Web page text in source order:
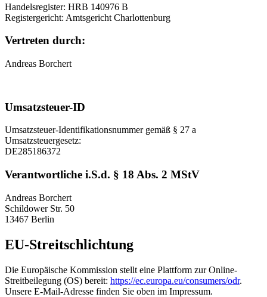
Handelsregister: HRB 140976 B
Registergericht: Amtsgericht Charlottenburg
Vertreten durch:
Andreas Borchert
Umsatzsteuer-ID
Umsatzsteuer-Identifikationsnummer gemäß § 27 a
Umsatzsteuergesetz:
DE285186372
Verantwortliche i.S.d. § 18 Abs. 2 MStV
Andreas Borchert
Schildower Str. 50
13467 Berlin
EU-Streitschlichtung
Die Europäische Kommission stellt eine Plattform zur Online-
Streitbeilegung (OS) bereit: https://ec.europa.eu/consumers/odr.
Unsere E-Mail-Adresse finden Sie oben im Impressum.